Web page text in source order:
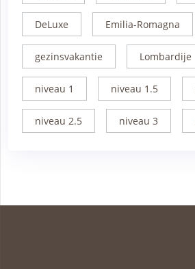
DeLuxe Emilia-Romagna
gezinsvakantie Lombardije
niveau 1 niveau 1.5
niveau 2.5 niveau 3